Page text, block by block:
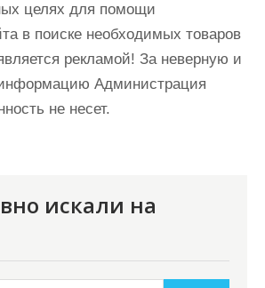
целях для помощи
в поиске необходимых товаров
рекламой! За неверную и
Администрация
не несет.
искали на